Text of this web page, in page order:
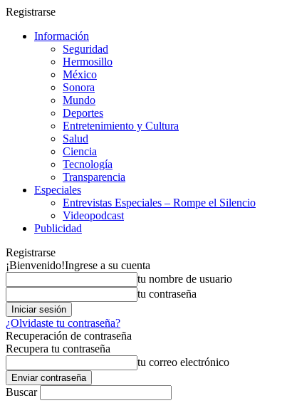
Registrarse
Información
Seguridad
Hermosillo
México
Sonora
Mundo
Deportes
Entretenimiento y Cultura
Salud
Ciencia
Tecnología
Transparencia
Especiales
Entrevistas Especiales – Rompe el Silencio
Videopodcast
Publicidad
Registrarse
¡Bienvenido!Ingrese a su cuenta
tu nombre de usuario
tu contraseña
¿Olvidaste tu contraseña?
Recuperación de contraseña
Recupera tu contraseña
tu correo electrónico
Buscar